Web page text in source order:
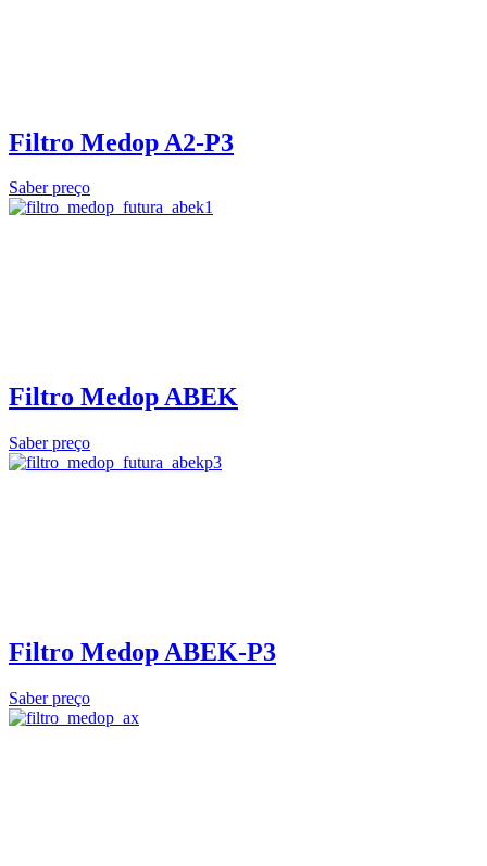
Filtro Medop A2-P3
Saber preço
Filtro Medop ABEK
Saber preço
Filtro Medop ABEK-P3
Saber preço